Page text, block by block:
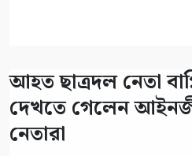
আহত ছাত্রদল নেতা
দেখতে গেলেন
নেতারা